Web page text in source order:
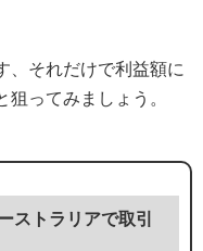
、それだけで利益額に
ってみましょう。
ストラリアで取引